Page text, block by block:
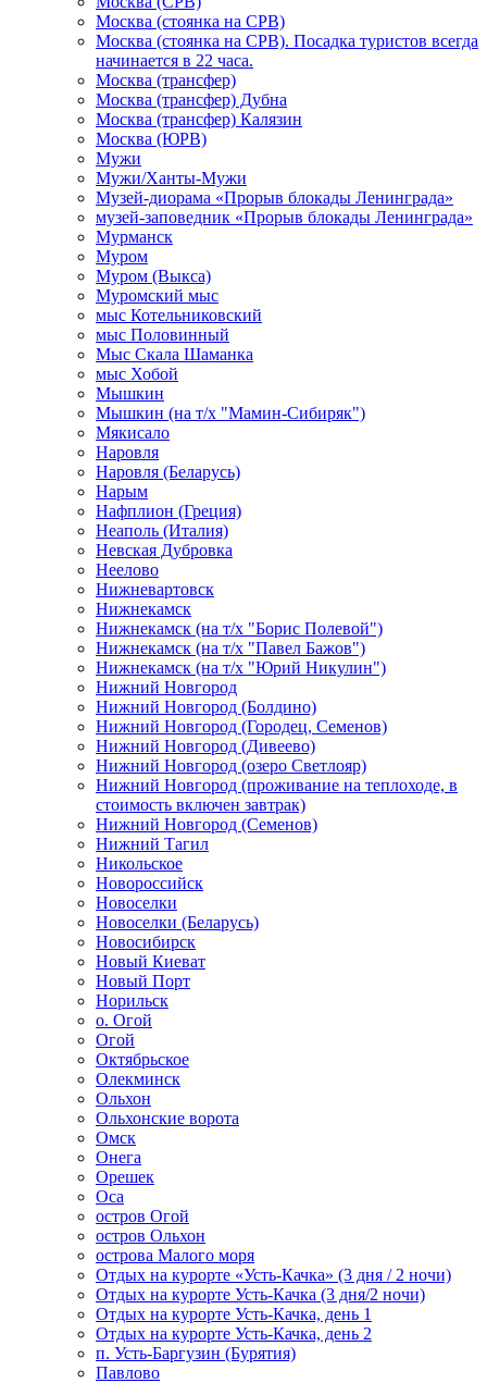
Москва (стоянка на СРВ)
Москва (стоянка на СРВ). Посадка туристов всегда
начинается в 22 часа.
Москва (трансфер)
Москва (трансфер) Дубна
Москва (трансфер) Калязин
Москва (ЮРВ)
Мужи
Мужи/Ханты-Мужи
Музей-диорама «Прорыв блокады Ленинграда»
музей-заповедник «Прорыв блокады Ленинграда»
Мурманск
Муром
Муром (Выкса)
Муромский мыс
мыс Котельниковский
мыс Половинный
Мыс Скала Шаманка
мыс Хобой
Мышкин
Мышкин (на т/х "Мамин-Сибиряк")
Мякисало
Наровля
Наровля (Беларусь)
Нарым
Нафплион (Греция)
Неаполь (Италия)
Невская Дубровка
Неелово
Нижневартовск
Нижнекамск
Нижнекамск (на т/х "Борис Полевой")
Нижнекамск (на т/х "Павел Бажов")
Нижнекамск (на т/х "Юрий Никулин")
Нижний Новгород
Нижний Новгород (Болдино)
Нижний Новгород (Городец, Семенов)
Нижний Новгород (Дивеево)
Нижний Новгород (озеро Светлояр)
Нижний Новгород (проживание на теплоходе, в
стоимость включен завтрак)
Нижний Новгород (Семенов)
Нижний Тагил
Никольское
Новороссийск
Новоселки
Новоселки (Беларусь)
Новосибирск
Новый Киеват
Новый Порт
Норильск
о. Огой
Огой
Октябрьское
Олекминск
Ольхон
Ольхонские ворота
Омск
Онега
Орешек
Оса
остров Огой
остров Ольхон
острова Малого моря
Отдых на курорте «Усть-Качка» (3 дня / 2 ночи)
Отдых на курорте Усть-Качка (3 дня/2 ночи)
Отдых на курорте Усть-Качка, день 1
Отдых на курорте Усть-Качка, день 2
п. Усть-Баргузин (Бурятия)
Павлово